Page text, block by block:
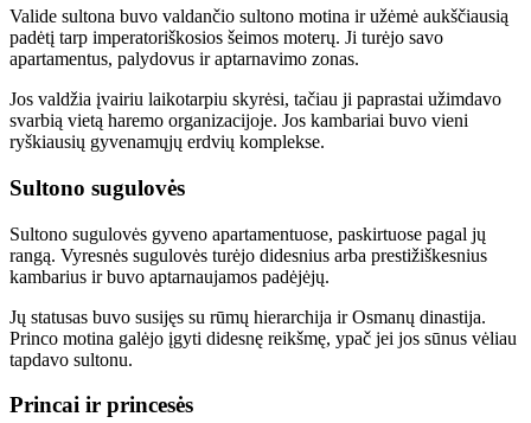
Valide sultona buvo valdančio sultono motina ir užėmė aukščiausią
padėtį tarp imperatoriškosios šeimos moterų. Ji turėjo savo
apartamentus, palydovus ir aptarnavimo zonas.
Jos valdžia įvairiu laikotarpiu skyrėsi, tačiau ji paprastai užimdavo
svarbią vietą haremo organizacijoje. Jos kambariai buvo vieni
ryškiausių gyvenamųjų erdvių komplekse.
Sultono sugulovės
Sultono sugulovės gyveno apartamentuose, paskirtuose pagal jų
rangą. Vyresnės sugulovės turėjo didesnius arba prestižiškesnius
kambarius ir buvo aptarnaujamos padėjėjų.
Jų statusas buvo susijęs su rūmų hierarchija ir Osmanų dinastija.
Princo motina galėjo įgyti didesnę reikšmę, ypač jei jos sūnus vėliau
tapdavo sultonu.
Princai ir princesės